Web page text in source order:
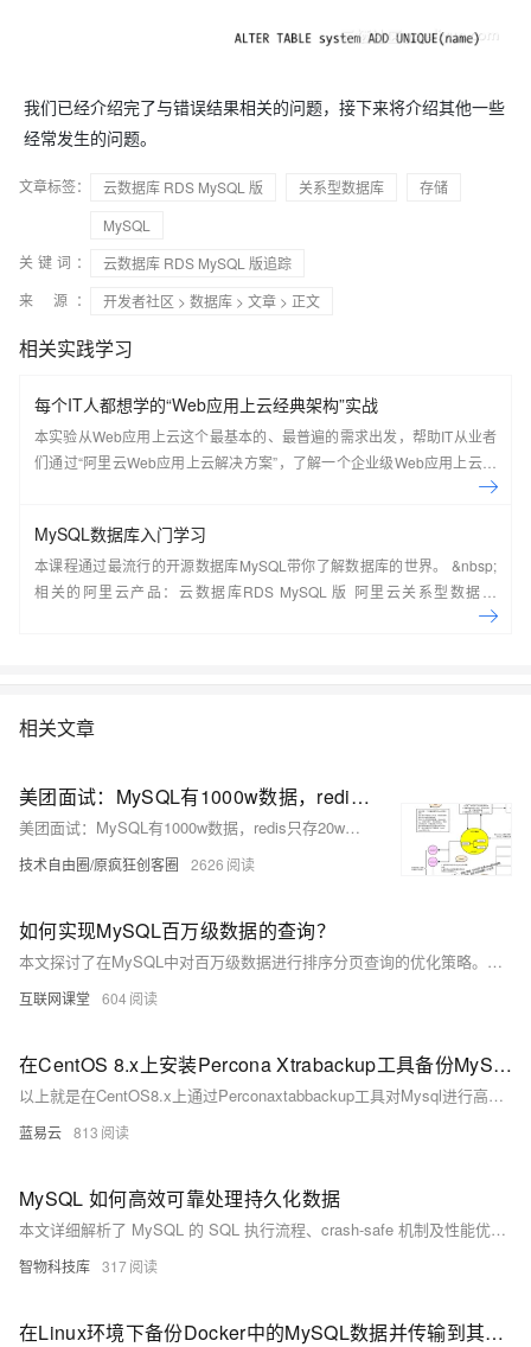
我们已经介绍完了与错误结果相关的问题，接下来将介绍其他一些
经常发生的问题。
文章标签： 云数据库 RDS MySQL 版 关系型数据库
存储
MySQL
关键词：
云数据库 RDS MySQL 版追踪
来 源：
开发者社区 > 数据库 > 文章 > 正文
相关实践学习
每个IT人都想学的“Web应用上云经典架构”实战
本实验从Web应用上云这个最基本的、最普遍的需求出发，帮助IT从业者
们通过“阿里云Web应用上云解决方案”，了解一个企业级Web应用上云的
MySQL数据库入门学习
本课程通过最流行的开源数据库MySQL带你了解数据库的世界。 &nbsp;
相关的阿里云产品：云数据库RDS MySQL 版 阿里云关系型数据库
RDS（Relational Database Service）是一种稳定可靠、可弹性伸缩的在
相关文章
美团面试：MySQL有1000w数据，redis只存20w的数据，如何做 缓存 设计？
美团面试：MySQL有1000w数据，redis只存20w的数据，如何做 缓存 设计？
技术自由圈/原疯狂创客圈 2626
如何实现MySQL百万级数据的查询？
本文探讨了在MySQL中对百万级数据进行排序分页查询的优化策略。面对五百万条数据，传统的浅分页和深分页查询效率较低，尤其深分页因偏移量大导致性能显著下降。通过为排序字段添加索引、使用联合索引、手动回表等方法，有效提升了查询速度。最终建议根据业务需求选择合适方案：浅分页可加单列索引，深分页推荐联合索引或子查询优化，同时结合前端传递最后一条数据ID的方式实现高效翻页。
互联网课堂 604
在CentOS 8.x上安装Percona Xtrabackup工具备份MySQL数据步骤。
以上就是在CentOS8.x上通过Perconaxtabbackup工具对Mysql进行高效率、高可靠性、无锁定影响地实现在线快速全量及增加式数据库资料保存与恢复流程。通过以上流程可以有效地将Mysql相关资料按需求完成定期或不定期地保存与灾难恢复需求。
蓝易云 813
MySQL 如何高效可靠处理持久化数据
本文详细解析了 MySQL 的 SQL 执行流程、crash-safe 机制及性能优化策略。内容涵盖连接器、分析器、优化器、执行器与存储引擎的工作原理，深入探讨 redolog 与 binlog 的两阶段提交机制，并分析日志策略、组提交、脏页刷盘等关键性能优化手段，帮助提升数据库稳定性与执行效率。
智物科技库 317
在Linux环境下备份Docker中的MySQL数据并传输到其他服务器以实现数据级别的容灾